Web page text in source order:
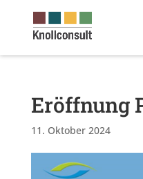
Eröffnung
11. Oktober 2024